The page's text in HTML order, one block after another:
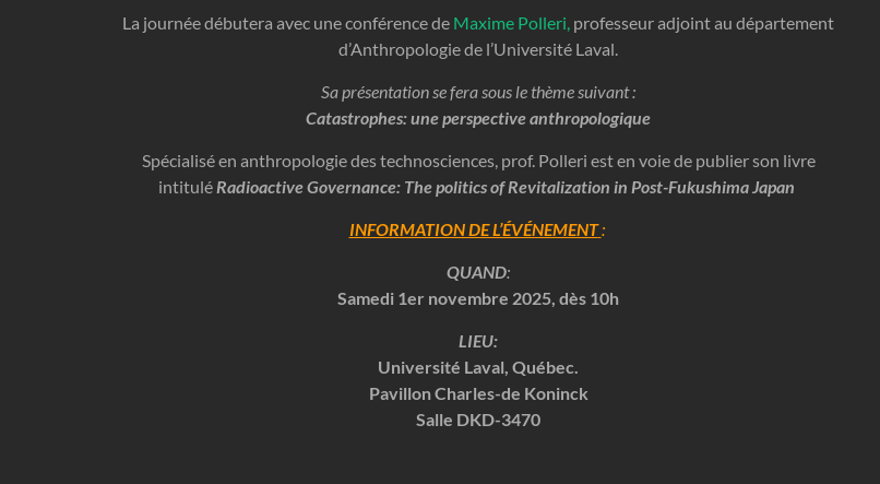
La journée débutera avec une conférence de Maxime Polleri, professeur adjoint au département
d’Anthropologie de l’Université Laval.
Sa présentation se fera sous le thème suivant :
Catastrophes: une perspective anthropologique
Spécialisé en anthropologie des technosciences, prof. Polleri est en voie de publier son livre
intituléRadioactive Governance: The politics of Revitalization in Post-Fukushima Japan
INFORMATION DE L’ÉVÉNEMENT:
QUAND:
Samedi 1er novembre 2025, dès 10h
LIEU:
Université Laval, Québec.
Pavillon Charles-de Koninck
Salle DKD-3470